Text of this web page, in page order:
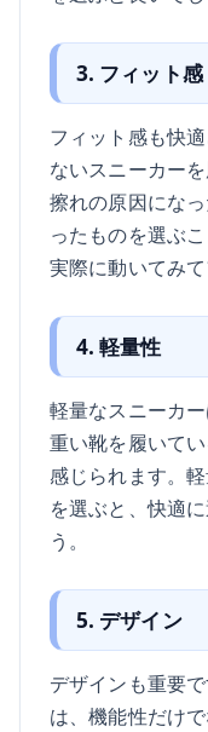
3. フィット感
フィット感も快
ないスニーカー
擦れの原因にな
ったものを選ぶ
実際に動いてみ
4. 軽量性
軽量なスニーカ
重い靴を履いて
感じられます。
を選ぶと、快適
う。
5. デザイン
デザインも重要
は、機能性だけ